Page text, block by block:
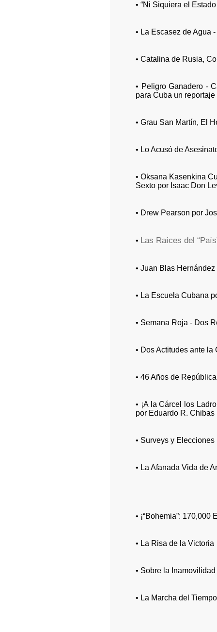
• “Ni Siquiera el
• La Escasez de Agua
• Catalina de Rusia,
• Peligro Ganadero -
para Cuba un
• Grau San Martín, El
• Lo Acusó de
• Oksana Kasenkina
Sexto por Isaac Don
• Drew Pearson por
• Las Raíces del
• Juan Blas
• La Escuela Cubana
• Semana Roja - Dos
• Dos Actitudes ante
• 46 Años de
• ¡A la Cárcel los
por Eduardo R. Chibas
• Surveys y
• La Afanada Vida de
• ¡“Bohemia”:
• La Risa de la Victoria
• Sobre la
• La Marcha del Tiempo